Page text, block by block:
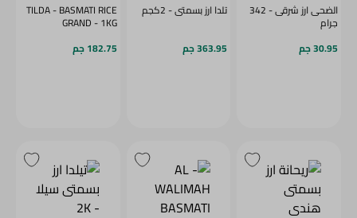
الضحى ارز شرقى - 342
جرام
30.95 جم
تلدا ارز بسمتى - 2كجم
363.95 جم
TILDA - BASMATI RICE
GRAND - 1KG
182.75 جم